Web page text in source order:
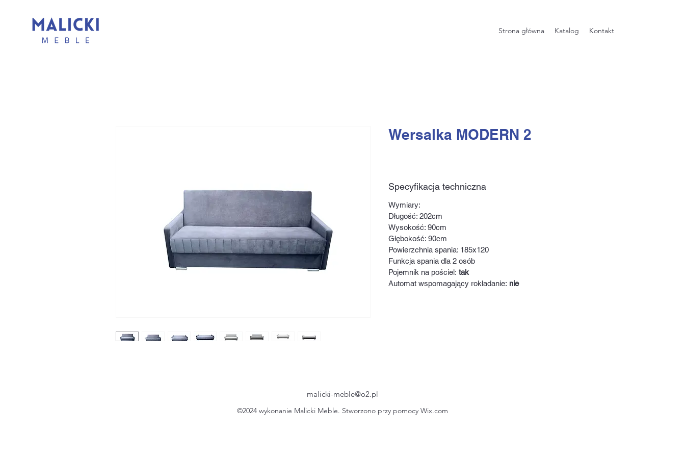
Strona główna Katalog Kontakt
Wersalka MODERN 2
Specyfikacja techniczna
Wymiary:
Długość: 202cm
Wysokość: 90cm
Głębokość: 90cm
Powierzchnia spania: 185x120
Funkcja spania dla 2 osób
Pojemnik na pościel: tak
Automat wspomagający rokładanie: nie
malicki-meble@o2.pl
©2024 wykonanie Malicki Meble. Stworzono przy pomocy Wix.com